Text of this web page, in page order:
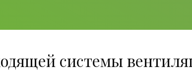
системы